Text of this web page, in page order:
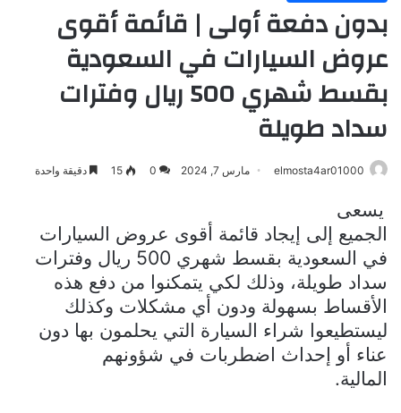
بدون دفعة أولى | قائمة أقوى
عروض السيارات في السعودية
بقسط شهري 500 ريال وفترات
سداد طويلة
elmosta4ar01000 مارس 7, 2024 0
15 دقيقة واحدة
يسعى
الجميع إلى إيجاد قائمة أقوى عروض السيارات
في السعودية بقسط شهري 500 ريال وفترات
سداد طويلة، وذلك لكي يتمكنوا من دفع هذه
الأقساط بسهولة ودون أي مشكلات وكذلك
ليستطيعوا شراء السيارة التي يحلمون بها دون
عناء أو إحداث اضطربات في شؤونهم
المالية.